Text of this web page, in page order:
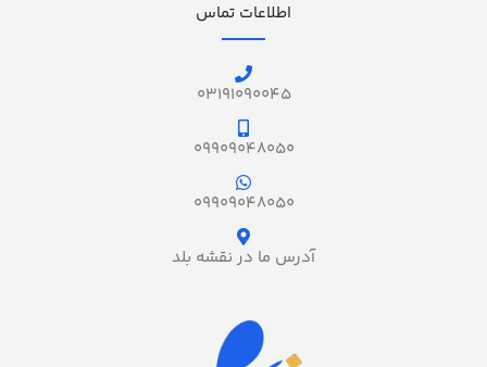
اطلاعات تماس
03191090045
09909048050
09909048050
آدرس ما در نقشه بلد